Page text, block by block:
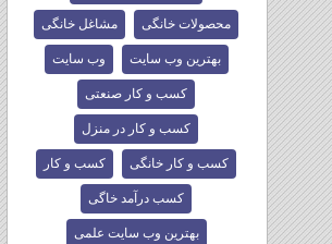
محصولات خانگی مشاغل خانگی
بهترین وب سایت وب سایت
کسب و کار‌ صنعتی
کسب و کار‌ در منزل
کسب و کار‌ خانگی کسب و کار‌
کسب درآمد خاگی
بهترین وب سایت علمی